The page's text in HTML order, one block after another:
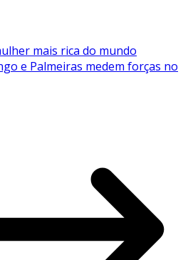
mais rica do mundo
e Palmeiras medem forças no